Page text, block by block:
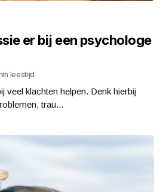
er bij een psychologe
leestijd
veel klachten helpen. Denk hierbij
trau...